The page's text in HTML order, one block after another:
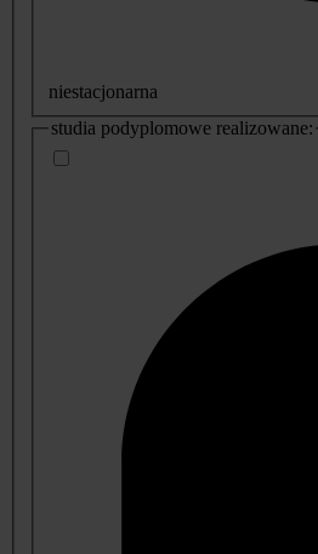
niestacjonarna
studia podyplomowe realizowane: